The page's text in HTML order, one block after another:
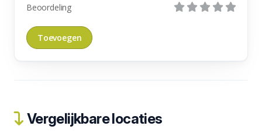
Beoordeling
Vergelijkbare locaties